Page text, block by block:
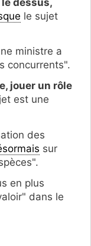
le sujet
ministre a
concurrents".
jouer un rôle
est une
des
sur
en plus
dans le